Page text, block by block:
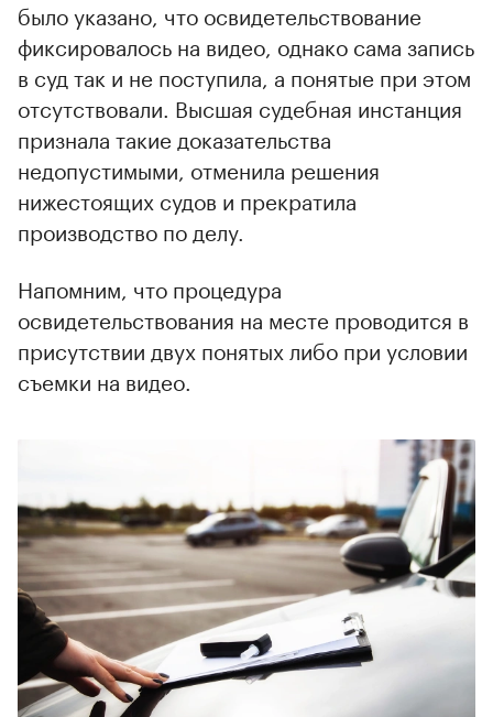
было указано, что освидетельствование
фиксировалось на видео, однако сама запись
в суд так и не поступила, а понятые при этом
отсутствовали. Высшая судебная инстанция
признала такие доказательства
недопустимыми, отменила решения
нижестоящих судов и прекратила
производство по делу.
Напомним, что процедура
освидетельствования на месте проводится в
присутствии двух понятых либо при условии
съемки на видео.